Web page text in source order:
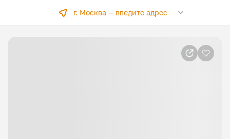
г. Москва —введите адрес